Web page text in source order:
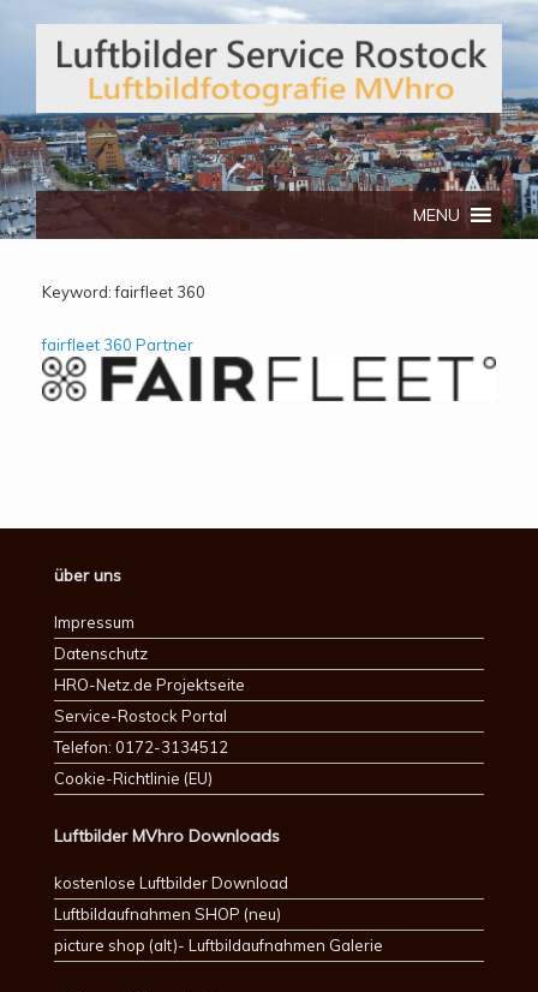
Telefon: 0172/3134512
MENU
Keyword:fairfleet 360
fairfleet 360 Partner
über uns
Impressum
Datenschutz
HRO-Netz.de Projektseite
Service-Rostock Portal
Telefon: 0172-3134512
Cookie-Richtlinie (EU)
Luftbilder MVhro Downloads
kostenlose Luftbilder Download
Luftbildaufnahmen SHOP (neu)
picture shop (alt)- Luftbildaufnahmen Galerie